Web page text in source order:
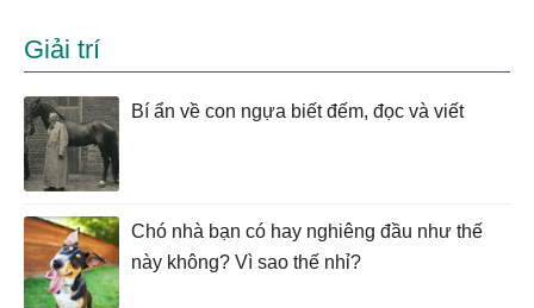
Giải trí
Bí ẩn về con ngựa biết đếm, đọc và viết
Chó nhà bạn có hay nghiêng đầu như thế
này không? Vì sao thế nhỉ?